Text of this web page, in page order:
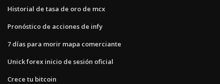
Historial de tasa de oro de mcx
Pronóstico de acciones de infy
7 días para morir mapa comerciante
Unick forex inicio de sesión oficial
Crece tu bitcoin